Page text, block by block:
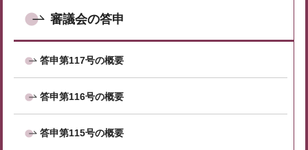
審議会の答申
答申第117号の概要
答申第116号の概要
答申第115号の概要